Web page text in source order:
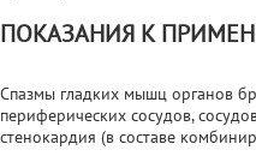
ПОКАЗАНИЯ К
Спазмы гладких мышц органов
периферических сосудов,
стенокардия (в составе